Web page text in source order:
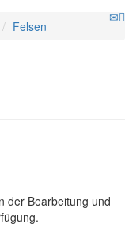
Felsen
der Bearbeitung und